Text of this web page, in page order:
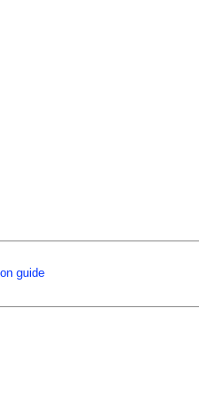
guide